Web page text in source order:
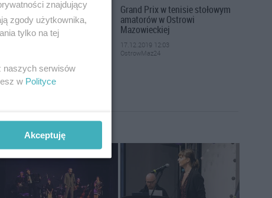
Cup 2020 Grand Prix w tenisie stołowym
amatorów w Ostrowi
Mazowieckiej
17.12.2019 12:03
OstrowMaz24
znajdujący
zgody użytkownika,
tylko na tej
naszych serwisów
w Polityce
Akceptuję